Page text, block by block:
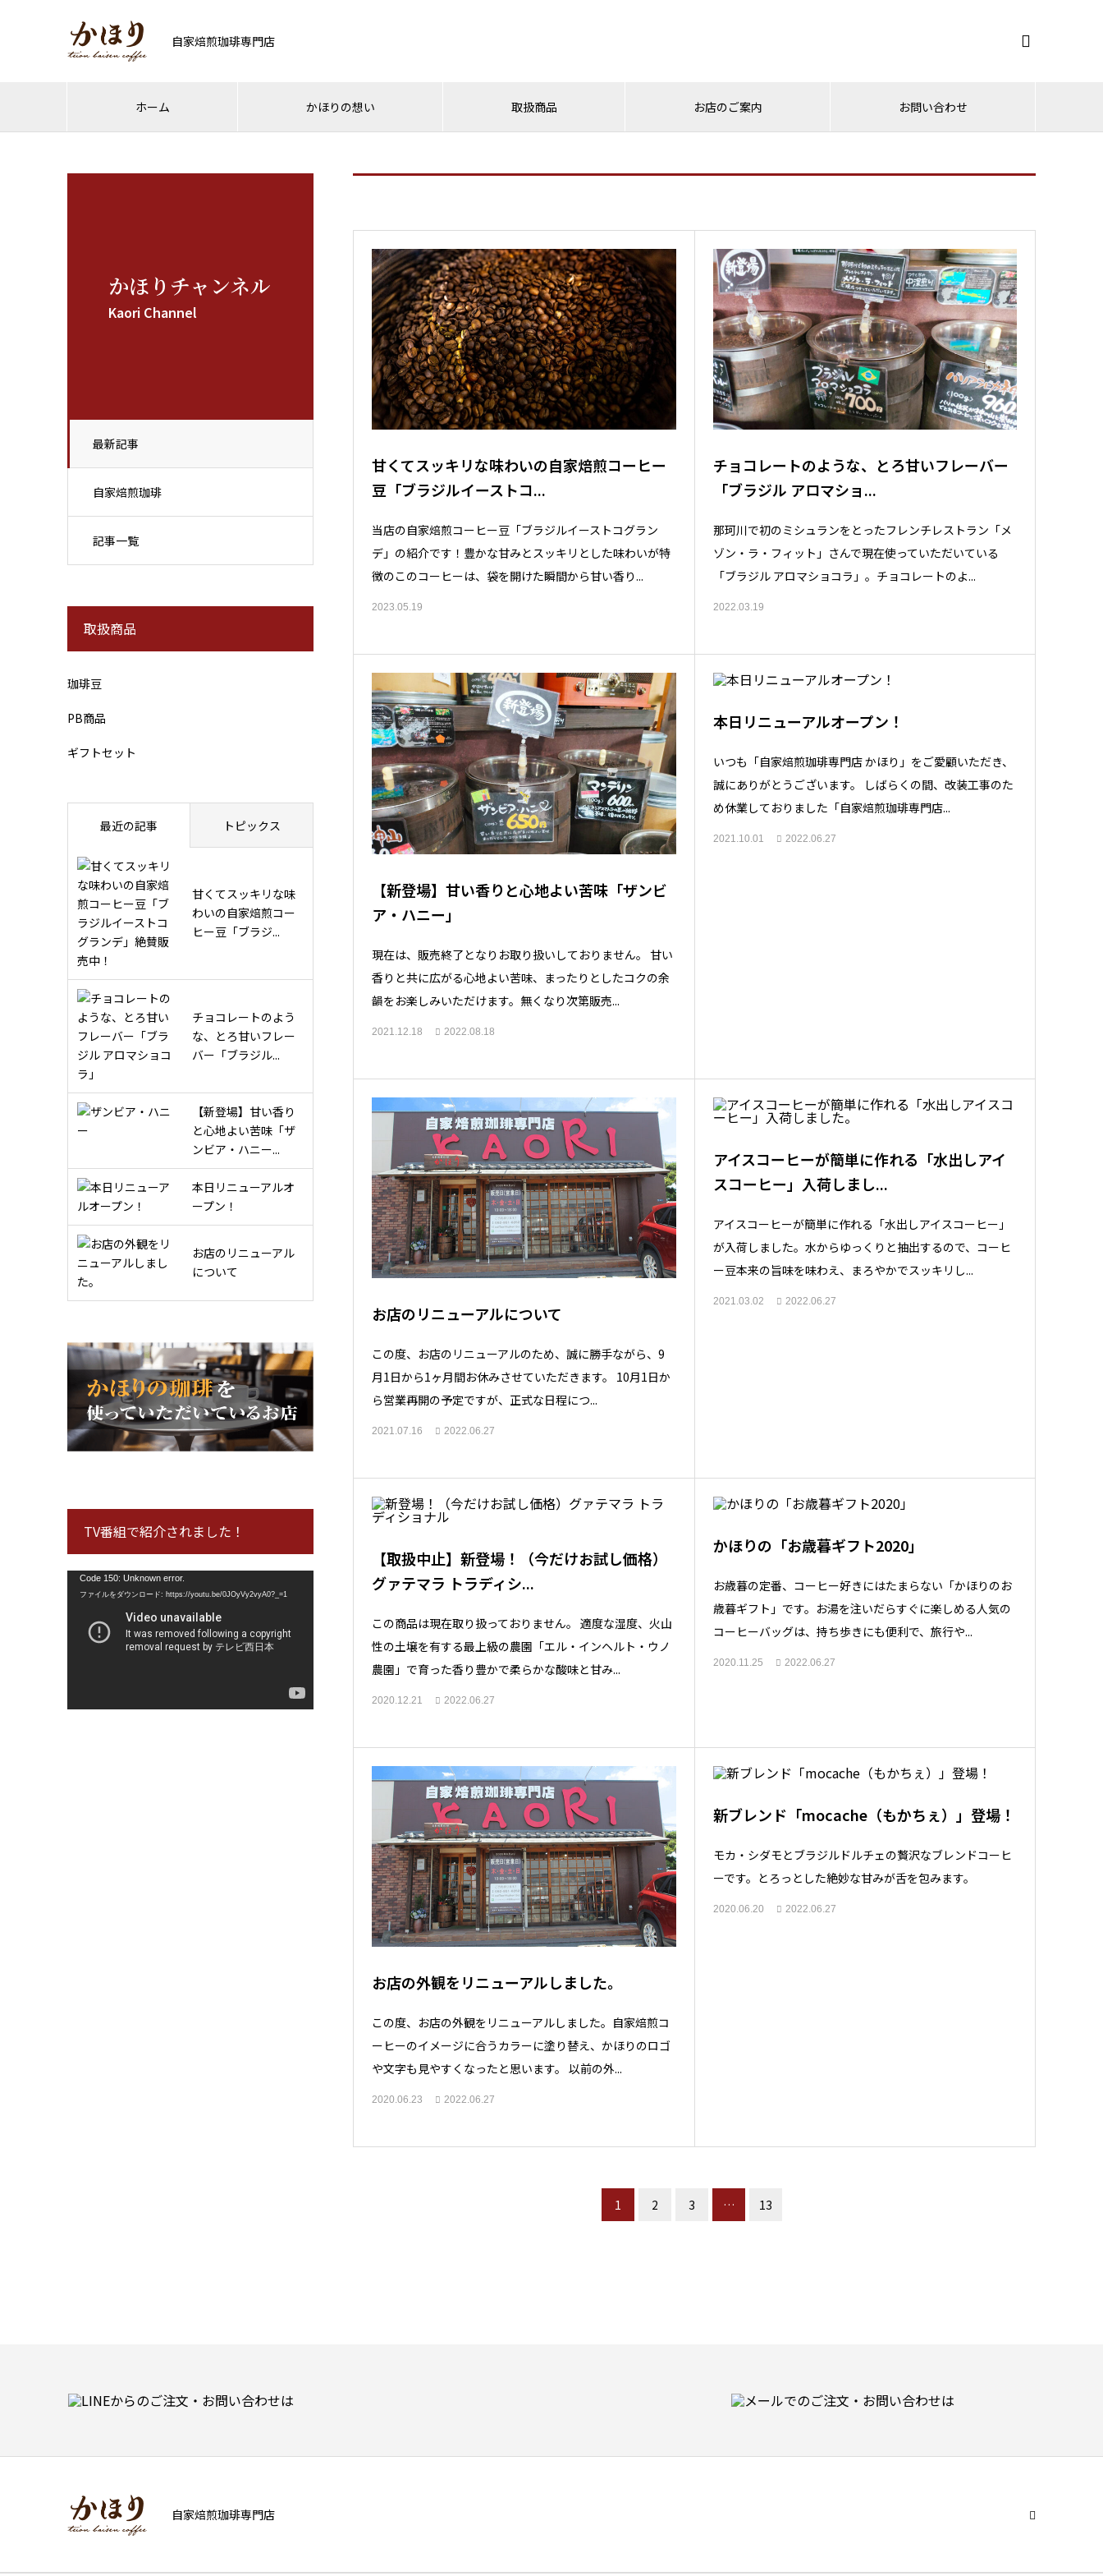
自家焙煎珈琲専門店 
ホーム かほりの想い 取扱商品 お店のご案内 お問い合わせ
かほりチャンネル
Kaori Channel
最新記事
自家焙煎珈琲
記事一覧
甘くてスッキリな味わいの自家焙煎コーヒー
豆「ブラジルイーストコ...
当店の自家焙煎コーヒー豆「ブラジルイーストコグラン
デ」の紹介です！豊かな甘みとスッキリとした味わいが特
徴のこのコーヒーは、袋を開けた瞬間から甘い香り...
2023.05.19
チョコレートのような、とろ甘いフレーバー
「ブラジル アロマショ...
那珂川で初のミシュランをとったフレンチレストラン「メ
ゾン・ラ・フィット」さんで現在使っていただいている
「ブラジル アロマショコラ」。チョコレートのよ...
2022.03.19
【新登場】甘い香りと心地よい苦味「ザンビ
ア・ハニー」
現在は、販売終了となりお取り扱いしておりません。 甘い
香りと共に広がる心地よい苦味、まったりとしたコクの余
韻をお楽しみいただけます。無くなり次第販売...
2021.12.18 2022.08.18
本日リニューアルオープン！
いつも「自家焙煎珈琲専門店 かほり」をご愛顧いただき、
誠にありがとうございます。 しばらくの間、改装工事のた
め休業しておりました「自家焙煎珈琲専門店...
2021.10.01 2022.06.27
お店のリニューアルについて
この度、お店のリニューアルのため、誠に勝手ながら、9
月1日から1ヶ月間お休みさせていただきます。 10月1日か
ら営業再開の予定ですが、正式な日程につ...
2021.07.16 2022.06.27
アイスコーヒーが簡単に作れる「水出しアイ
スコーヒー」入荷しまし...
アイスコーヒーが簡単に作れる「水出しアイスコーヒー」
が入荷しました。水からゆっくりと抽出するので、コーヒ
ー豆本来の旨味を味わえ、まろやかでスッキリし...
2021.03.02 2022.06.27
【取扱中止】新登場！（今だけお試し価格）
グァテマラ トラディシ...
この商品は現在取り扱っておりません。 適度な湿度、火山
性の土壌を有する最上級の農園「エル・インヘルト・ウノ
農園」で育った香り豊かで柔らかな酸味と甘み...
2020.12.21 2022.06.27
かほりの「お歳暮ギフト2020」
お歳暮の定番、コーヒー好きにはたまらない「かほりのお
歳暮ギフト」です。お湯を注いだらすぐに楽しめる人気の
コーヒーバッグは、持ち歩きにも便利で、旅行や...
2020.11.25 2022.06.27
お店の外観をリニューアルしました。
この度、お店の外観をリニューアルしました。自家焙煎コ
ーヒーのイメージに合うカラーに塗り替え、かほりのロゴ
や文字も見やすくなったと思います。 以前の外...
2020.06.23 2022.06.27
新ブレンド「mocache（もかちぇ）」登場！
モカ・シダモとブラジルドルチェの贅沢なブレンドコーヒ
ーです。とろっとした絶妙な甘みが舌を包みます。
2020.06.20 2022.06.27
1 2 3 … 13
取扱商品
珈琲豆
PB商品
ギフトセット
最近の記事 トピックス
甘くてスッキリな味
わいの自家焙煎コー
ヒー豆「ブラジ...
チョコレートのよう
な、とろ甘いフレー
バー「ブラジル...
【新登場】甘い香り
と心地よい苦味「ザ
ンビア・ハニー...
本日リニューアルオ
ープン！
お店のリニューアル
について
TV番組で紹介されました！
Code 150: Unknown error.
ファイルをダウンロード: https://youtu.be/0JOyVy2vyA0?_=1
自家焙煎珈琲専門店